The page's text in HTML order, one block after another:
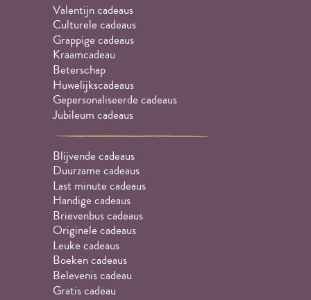
Valentijn cadeaus
Culturele cadeaus
Grappige cadeaus
Kraamcadeau
Beterschap
Huwelijkscadeaus
Gepersonaliseerde cadeaus
Jubileum cadeaus
Blijvende cadeaus
Duurzame cadeaus
Last minute cadeaus
Handige cadeaus
Brievenbus cadeaus
Originele cadeaus
Leuke cadeaus
Boeken cadeaus
Belevenis cadeau
Gratis cadeau